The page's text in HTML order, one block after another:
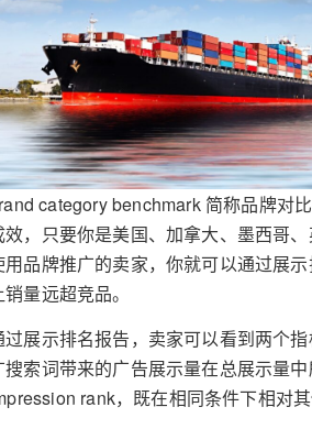
category benchmark 简称品牌对比
效，只要你是美国、加拿大、墨西哥
用品牌推广的卖家，你就可以通过展
量远超竞品。
过展示排名报告，卖家可以看到两个
搜索词带来的广告展示量在总展示量
rank，既在相同条件下相对其